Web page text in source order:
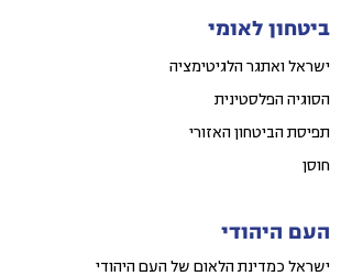
ביטחון לאומי
ישראל ואתגר הלגיטימציה
הסוגיה הפלסטינית
תפיסת הביטחון האזורי
חוסן
העם היהודי
ישראל כמדינת הלאום של העם היהודי